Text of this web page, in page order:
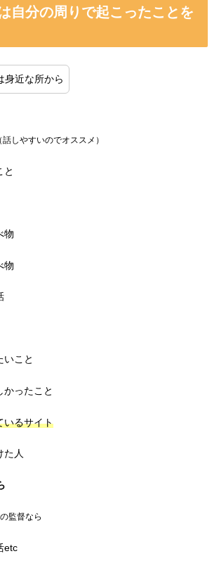
自分の周りで起こったことを
身近な所から
（話しやすいのでオススメ）
と
物
物
いこと
かったこと
いるサイト
た人
監督なら
etc